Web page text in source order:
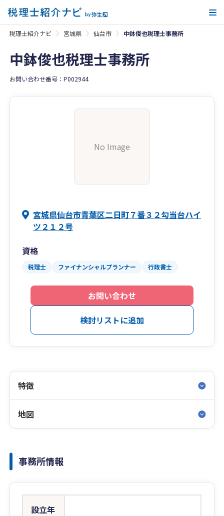
税理士紹介ナビ 宮城県 仙台市 中鉢俊也税理士事務所
中鉢俊也税理士事務所
お問い合わせ番号：P002944
No Image
宮城県仙台市青葉区二日町７番３２勾当台ハイ
ツ２１２号
資格
税理士 ファイナンシャルプランナー 行政書士
お問い合わせ
検討リストに追加
特徴
地図
事務所情報
設立年